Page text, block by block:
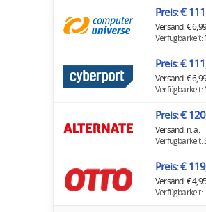
Preis: €
Versand: € 6,99
Verfügbarkeit:
Preis: €
Versand: € 6,99
Verfügbarkeit:
Preis: €
Versand: n. a.
Verfügbarkeit:
Preis: €
Versand: € 4,95
Verfügbarkeit: